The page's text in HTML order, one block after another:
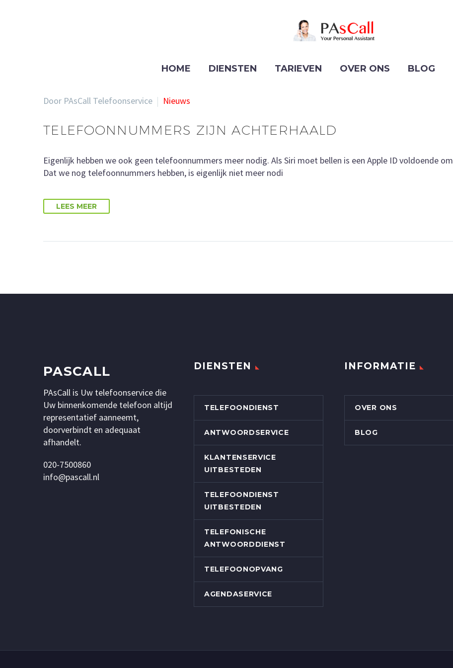
HOME DIENSTEN TARIEVEN OVER ONS BLOG
Door PAsCall Telefoonservice Nieuws
TELEFOONNUMMERS ZIJN ACHTERHAALD
Eigenlijk hebben we ook geen telefoonnummers meer nodig. Als Siri moet bellen is een Apple ID voldoende
Dat we nog telefoonnummers hebben, is eigenlijk niet meer nodi
LEES MEER
PASCALL
PAsCall is Uw telefoonservice die
Uw binnenkomende telefoon altijd
representatief aanneemt,
doorverbindt en adequaat
afhandelt.
020-7500860
info@pascall.nl
DIENSTEN
TELEFOONDIENST
ANTWOORDSERVICE
KLANTENSERVICE
UITBESTEDEN
TELEFOONDIENST
UITBESTEDEN
TELEFONISCHE
ANTWOORDDIENST
TELEFOONOPVANG
AGENDASERVICE
INFORMATIE
OVER ONS
BLOG